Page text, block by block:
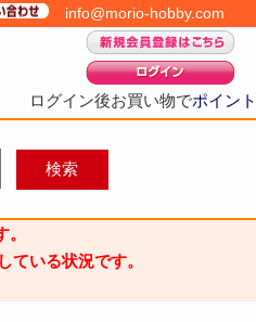
info@morio-hobby.com
ログイン後お買い物でポイント
いる状況です。